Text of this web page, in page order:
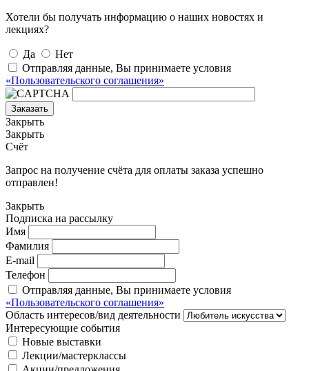
Хотели бы получать информацию о наших новостях и
лекциях?
Да
Нет
Отправляя данные, Вы принимаете условия
«Пользовательского соглашения»
Заказать
Закрыть
Закрыть
Счёт
Запрос на получение счёта для оплаты заказа успешно
отправлен!
Закрыть
Подписка на рассылку
Имя
Фамилия
E-mail
Телефон
Отправляя данные, Вы принимаете условия
«Пользовательского соглашения»
Область интересов/вид деятельности
Интересующие события
Новые выставки
Лекции/мастерклассы